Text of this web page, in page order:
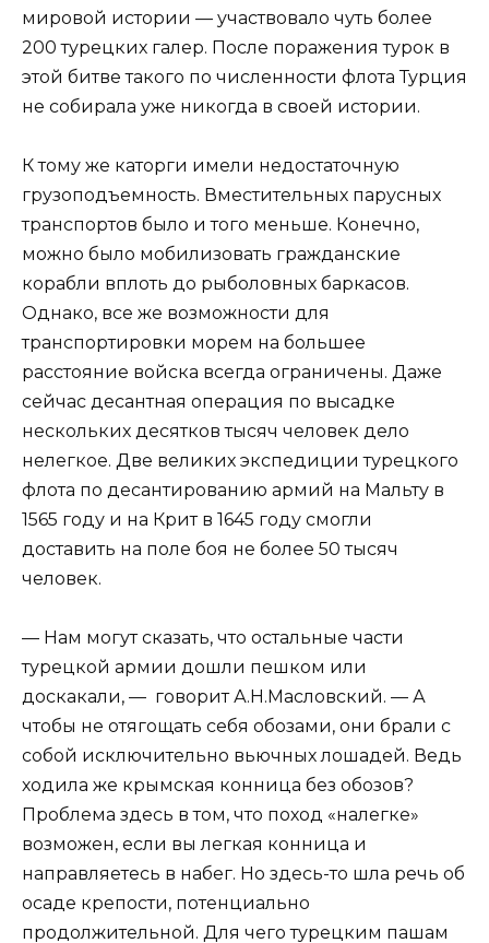
мировой истории — участвовало чуть более
200 турецких галер. После поражения турок в
этой битве такого по численности флота Турция
не собирала уже никогда в своей истории.
К тому же каторги имели недостаточную
грузоподъемность. Вместительных парусных
транспортов было и того меньше. Конечно,
можно было мобилизовать гражданские
корабли вплоть до рыболовных баркасов.
Однако, все же возможности для
транспортировки морем на большее
расстояние войска всегда ограничены. Даже
сейчас десантная операция по высадке
нескольких десятков тысяч человек дело
нелегкое. Две великих экспедиции турецкого
флота по десантированию армий на Мальту в
1565 году и на Крит в 1645 году смогли
доставить на поле боя не более 50 тысяч
человек.
— Нам могут сказать, что остальные части
турецкой армии дошли пешком или
доскакали, — говорит А.Н.Масловский. — А
чтобы не отягощать себя обозами, они брали с
собой исключительно вьючных лошадей. Ведь
ходила же крымская конница без обозов?
Проблема здесь в том, что поход «налегке»
возможен, если вы легкая конница и
направляетесь в набег. Но здесь-то шла речь об
осаде крепости, потенциально
продолжительной. Для чего турецким пашам